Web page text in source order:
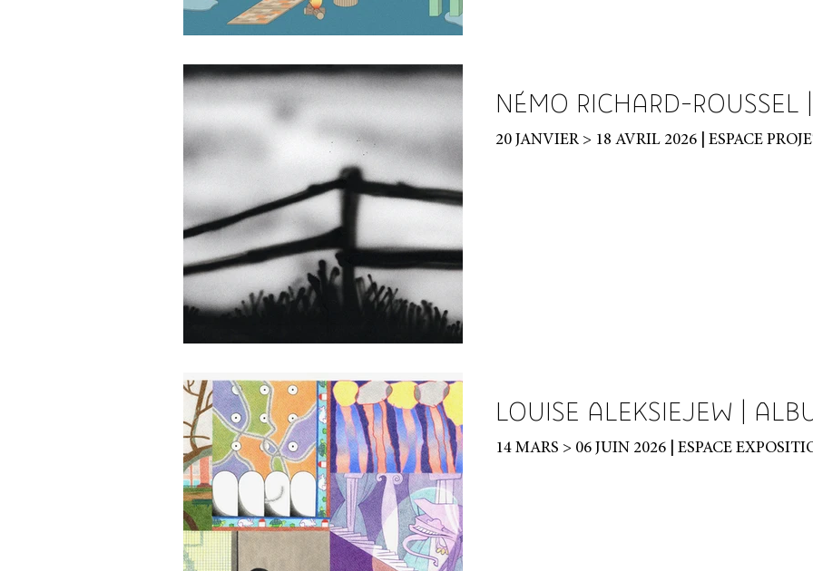
NÉMO RICHARD-ROUSSEL
20 JANVIER > 18 AVRIL 2026 | ESPACE
LOUISE ALEKSIEJEW |
14 MARS > 06 JUIN 2026 | ESPACE